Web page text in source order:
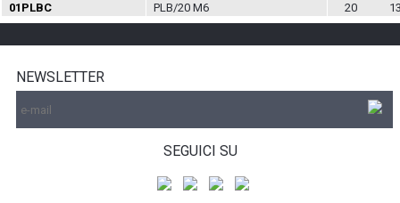
01PLBC
PLB/20 M6 20
NEWSLETTER
SEGUICI SU